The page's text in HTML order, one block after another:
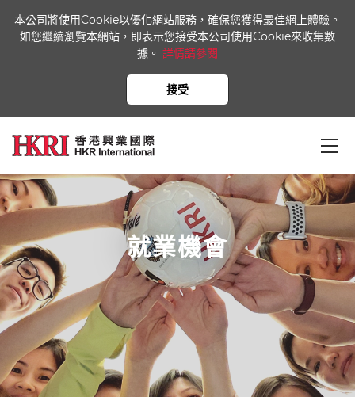
本公司將使用Cookie以優化網站服務，確保您獲得最佳網上體驗。
如您繼續瀏覽本網站，即表示您接受本公司使用Cookie來收集數
據。 詳情請參閱
接受
就業機會